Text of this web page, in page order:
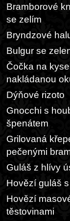
Bramborové
se zelím
Bryndzové
Bulgur se
Čočka na
nakládanou
Dýňové rizoto
Gnocchi s
špenátem
Grilovaná
pečenými
Guláš z hlívy
Hovězí guláš
Hovězí
těstovinami